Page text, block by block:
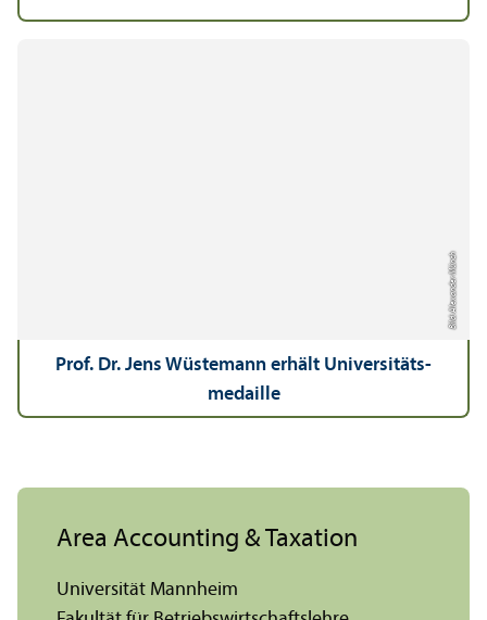
Bild: Alexander Münch
Prof. Dr. Jens Wüstemann erhält Universitäts­
medaille
Area Accounting & Taxation
Universität Mannheim